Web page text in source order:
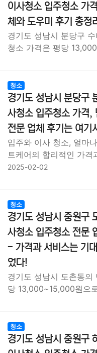
이사청소 입주청소 가
체와 도우미 후기 총정
경기도 성남시 분당구
청소 가격은 평당
청소
경기도 성남시 분당구
사청소 입주청소 가격,
전문 업체 후기는 여기
입주와 이사 청소, 얼마
트케어의 합리적인 가
2025-02-02
청소
경기도 성남시 중원구
사청소 입주청소 전문
- 가격과 서비스는 기
었다!
경기도 성남시 도촌동의
당 13,000~15,000원으
청소
경기도 성남시 중원구